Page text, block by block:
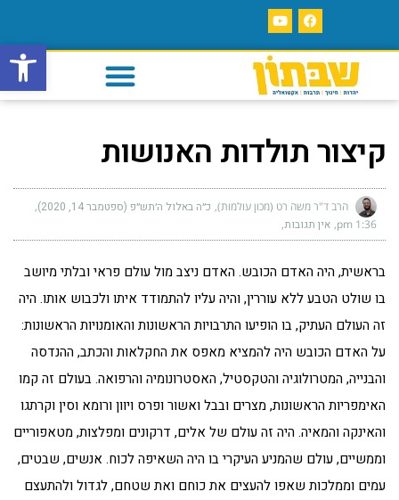
פתח
קיצור תולדות האנושות
הרב ד"ר משה רט (מכון עולמות) כ״ה באלול ה׳תש״פ (ספטמבר 14, 2020)
1:36 pm אין תגובות
בראשית, היה האדם הכובש. האדם ניצב מול עולם פראי ובלתי מיושב
בו שולט הטבע ללא עוררין, והיה עליו להתמודד איתו ולכבוש אותו. היה
זה העולם העתיק, בו הופיעו התרבויות הראשונות והאומנויות הראשונות:
על האדם הכובש היה להמציא מאפס את החקלאות והכתב, ההנדסה
והבנייה, המטרולוגיה והטקסטיל, האסטרונומיה והרפואה. בעולם זה קמו
האימפריות הראשונות, מצרים ובבל ואשור ופרס ויוון ורומא וסין וקרתגו
והאינקה והמאיה. היה זה עולם של אלים, דרקונים ומפלצות, מטאפוריים
וממשיים, עולם שהמניע העיקרי בו היה השאיפה לכוח. אנשים, שבטים,
עמים וממלכות שאפו להעצים את כוחם ואת שטחם, לגדול ולהתעצם